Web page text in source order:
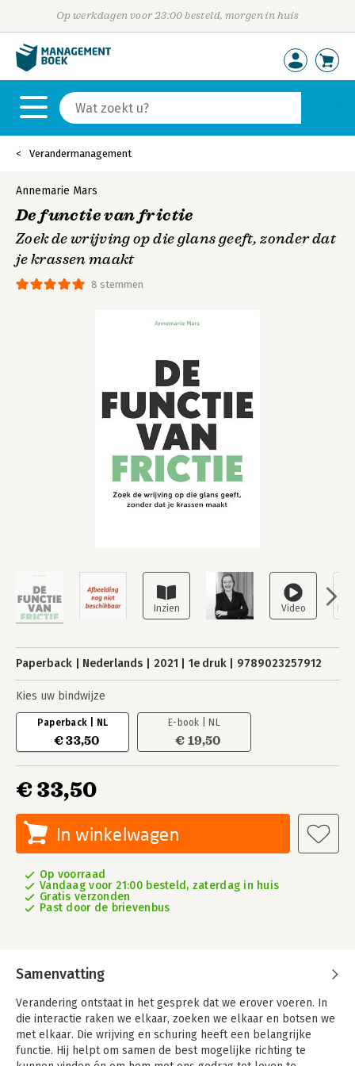
Op werkdagen voor 23:00 besteld, morgen in huis
Verandermanagement
8 stemmen
Annemarie Mars
De functie van frictie
Zoek de wrijving op die glans geeft, zonder dat
je krassen maakt
Paperback Nederlands 2021 1e druk 9789023257912
Kies uw bindwijze
Paperback | NL
€ 33,50
E-book | NL
€ 19,50
€ 33,50
In winkelwagen
Op voorraad
Vandaag voor 21:00 besteld, zaterdag in huis
Gratis verzonden
Past door de brievenbus
Samenvatting
Verandering ontstaat in het gesprek dat we erover voeren. In
die interactie raken we elkaar, zoeken we elkaar en botsen we
met elkaar. Die wrijving en schuring heeft een belangrijke
functie. Hij helpt om samen de best mogelijke richting te